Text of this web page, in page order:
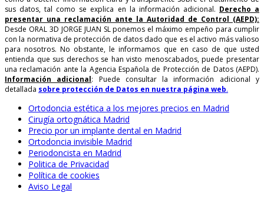
sus datos, tal como se explica en la información adicional. Derecho a
presentar una reclamación ante la Autoridad de Control (AEPD):
Desde ORAL 3D JORGE JUAN SL ponemos el máximo empeño para cumplir
con la normativa de protección de datos dado que es el activo más valioso
para nosotros. No obstante, le informamos que en caso de que usted
entienda que sus derechos se han visto menoscabados, puede presentar
una reclamación ante la Agencia Española de Protección de Datos (AEPD).
Información adicional: Puede consultar la información adicional y
detallada sobre protección de Datos en nuestra página web.
Ortodoncia estética a los mejores precios en Madrid
Cirugía ortognática Madrid
Precio por un implante dental en Madrid
Ortodoncia invisible Madrid
Periodoncista en Madrid
Politica de Privacidad
Política de cookies
Aviso Legal